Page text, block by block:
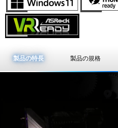
製品の特長 製品の規格